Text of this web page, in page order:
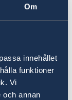
Om
innehållet
funktioner
Vi
och annan
mörka
visa
och
men ha